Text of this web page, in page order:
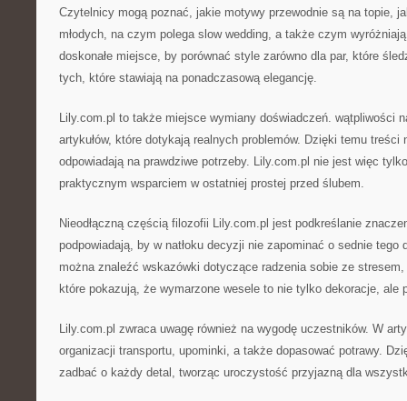
Czytelnicy mogą poznać, jakie motywy przewodnie są na topie,
młodych, na czym polega slow wedding, a także czym
doskonałe miejsce, by porównać style zarówno dla par, które
tych, które stawiają na ponadczasową elegancję.
Lily.com.pl to także miejsce wymiany doświadczeń. wątpliwości
artykułów, które dotykają realnych problemów. Dzięki temu treści
odpowiadają na prawdziwe potrzeby. Lily.com.pl nie jest więc
praktycznym wsparciem w ostatniej prostej przed ślubem.
Nieodłączną częścią filozofii Lily.com.pl jest podkreślanie
podpowiadają, by w natłoku decyzji nie zapominać o sednie tego
można znaleźć wskazówki dotyczące radzenia sobie ze
które pokazują, że wymarzone wesele to nie tylko dekoracje, ale
Lily.com.pl zwraca uwagę również na wygodę uczestników. W
organizacji transportu, upominki, a także dopasować potrawy.
zadbać o każdy detal, tworząc uroczystość przyjazną dla